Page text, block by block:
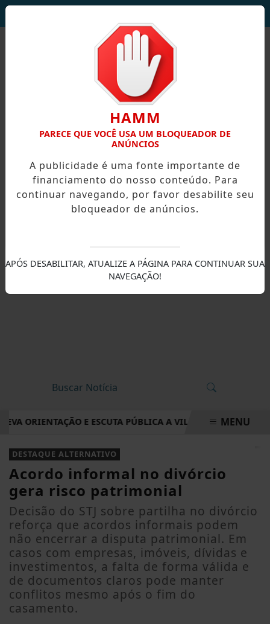
ORIENTAÇÃO E ESCUTA PÚBLICA A VILA NOVA DE COLARES
EM ALTA
MENU
DESTAQUE ALTERNATIVO
Acordo informal no divórcio
gera risco patrimonial
Decisão do STJ sobre partilha no divórcio
reforça que acordos informais podem
não encerrar a disputa patrimonial. Em
casos com empresas, imóveis, dívidas e
investimentos, a falta de forma válida e
de documentos claros pode manter
conflitos mesmo após o fim do
casamento.
HAMM
PARECE QUE VOCÊ USA UM BLOQUEADOR DE
ANÚNCIOS
A publicidade é uma fonte importante de
financiamento do nosso conteúdo. Para
continuar navegando, por favor desabilite seu
bloqueador de anúncios.
APÓS DESABILITAR, ATUALIZE A PÁGINA PARA CONTINUAR SUA
NAVEGAÇÃO!